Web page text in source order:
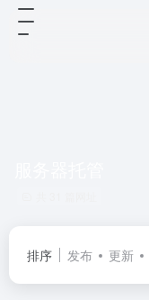
排序 发布 更新